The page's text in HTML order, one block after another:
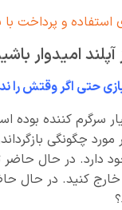
استفاده و پرداخت
امیدوار
حتی اگر وقتش را
سرگرم کننده بوده
مورد چگونگی
دارد. در حال حاضر
خارج کنید. در حال